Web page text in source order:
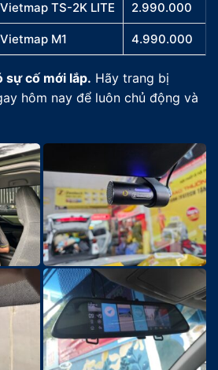
TS-2K LITE 2.990.000
M1 4.990.000
sự cố mới lắp. Hãy trang bị
hôm nay để luôn chủ động và